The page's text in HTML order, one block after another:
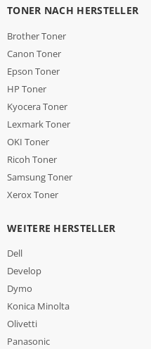
TONER NACH HERSTELLER
Brother Toner
Canon Toner
Epson Toner
HP Toner
Kyocera Toner
Lexmark Toner
OKI Toner
Ricoh Toner
Samsung Toner
Xerox Toner
WEITERE HERSTELLER
Dell
Develop
Dymo
Konica Minolta
Olivetti
Panasonic